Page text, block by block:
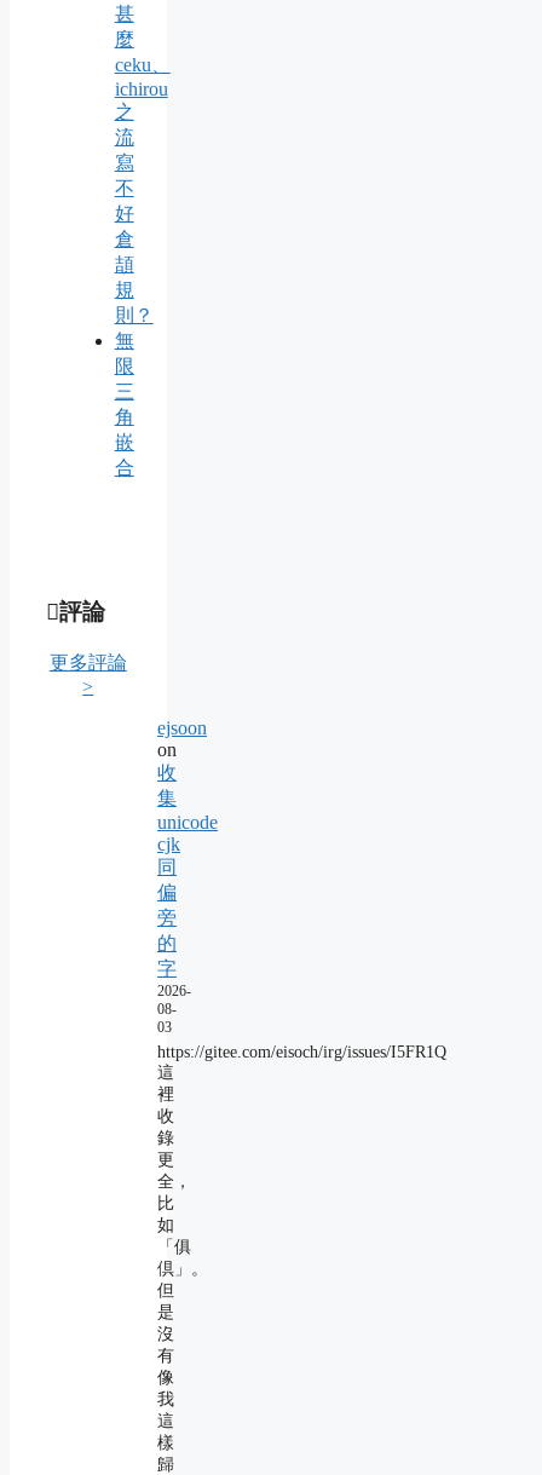
甚
麼
ceku、
ichirou
之
流
寫
不
好
倉
頡
規
則？
無
限
三
角
嵌
合
評論
更多評論
>
ejsoon
on
收
集
unicode
cjk
同
偏
旁
的
字
2026-
08-
03
https://gitee.com/eisoch/irg/issues/I5FR1Q
這
裡
收
錄
更
全，
比
如
「俱
倶」。
但
是
沒
有
像
我
這
樣
歸